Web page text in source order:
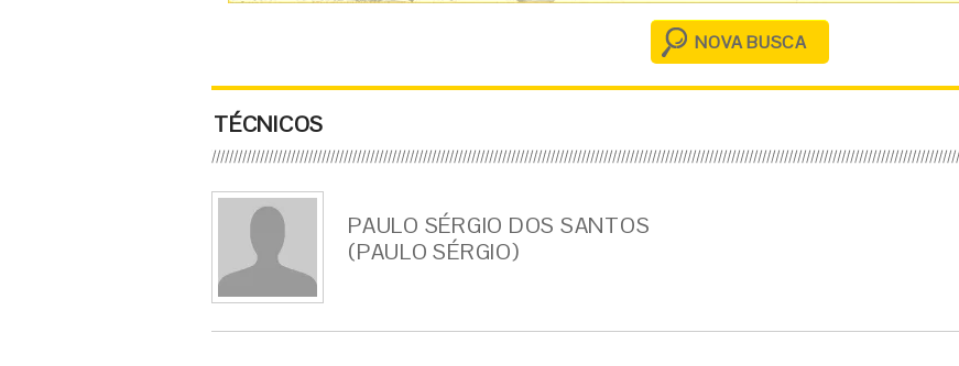
NOVA BUSCA
TÉCNICOS
PAULO SÉRGIO DOS SANTOS
(PAULO SÉRGIO)